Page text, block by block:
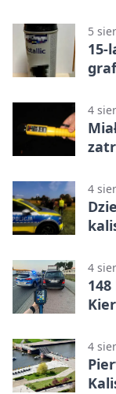
5
15-
4
4
4
4